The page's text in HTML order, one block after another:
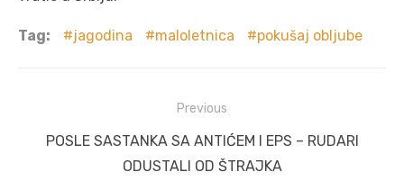
Tag: jagodina maloletnica pokušaj obljube
navigation
Previous
Previous
POSLE SASTANKA SA ANTIĆEM I EPS – RUDARI
ODUSTALI OD ŠTRAJKA